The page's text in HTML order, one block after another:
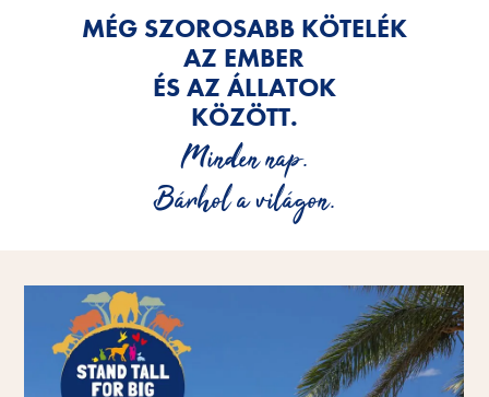
MÉG SZOROSABB KÖTELÉK
AZ EMBER
ÉS AZ ÁLLATOK
KÖZÖTT.
Minden nap.
Bárhol a világon.
Tudjon meg többet